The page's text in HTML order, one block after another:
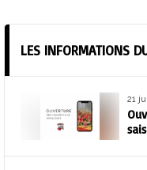
LES INFORMATIONS
21